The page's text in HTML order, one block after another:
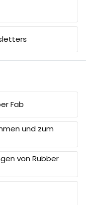
Fab
und zum
von Rubber